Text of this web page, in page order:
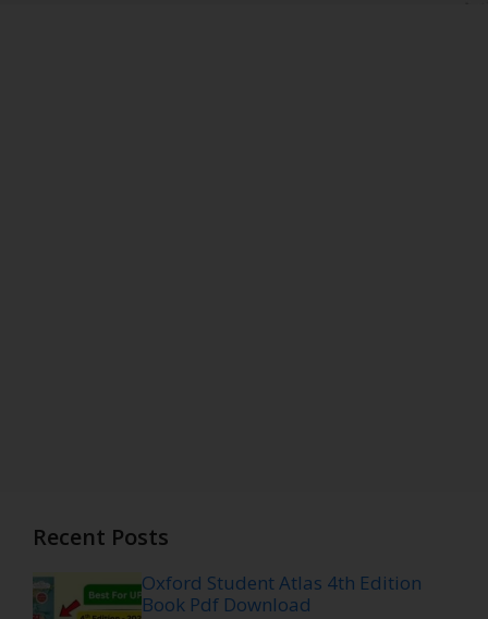
Recent Posts
Oxford Student Atlas 4th Edition
Book Pdf Download